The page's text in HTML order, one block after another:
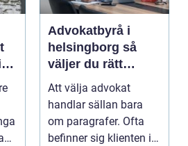
Advokatbyrå i
helsingborg så
väljer du rätt
juridiskt stöd
Att välja advokat
handlar sällan bara
om paragrafer. Ofta
befinner sig klienten i